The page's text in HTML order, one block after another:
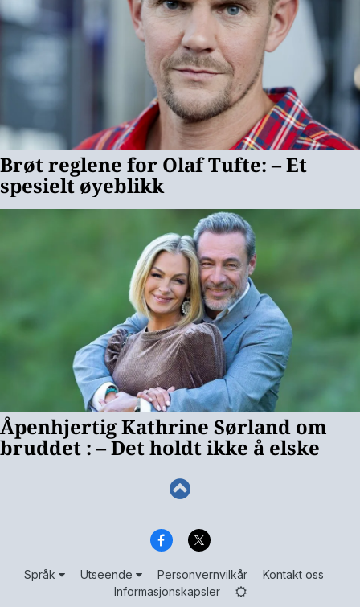
Språk Utseende Personvernvilkår
Kontakt oss
Informasjonskapsler